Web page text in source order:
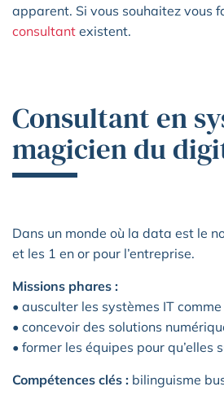
apparent. Si vous souhaitez vous
consultant existent.
Consultant en
magicien du
Dans un monde où la data est le
et les 1 en or pour l’entreprise.
Missions phares :
• ausculter les systèmes IT
• concevoir des solutions
• former les équipes pour
Compétences clés : bilinguisme